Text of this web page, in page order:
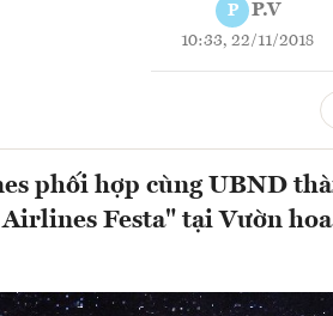
P P.V
10:33, 22/11/2018
phối hợp cùng UBND
Festa" tại Vườn